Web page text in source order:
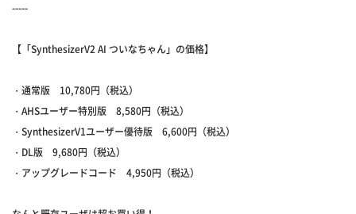
-----
【「SynthesizerV2 AI ついなちゃん」の価格】
・通常版 10,780円（税込）
・AHSユーザー特別版 8,580円（税込）
・SynthesizerV1ユーザー優待版 6,600円（税込）
・DL版 9,680円（税込）
・アップグレードコード 4,950円（税込）